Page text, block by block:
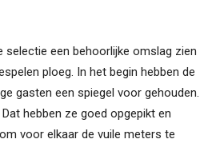
een behoorlijke omslag zien
ploeg. In het begin hebben de
gasten een spiegel voor gehouden.
hebben ze goed opgepikt en
voor elkaar de vuile meters te